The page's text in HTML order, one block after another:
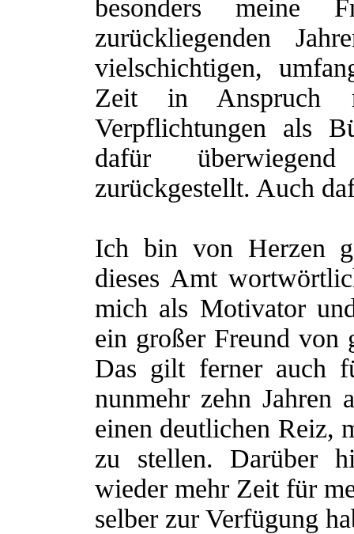
besonders
zurückliegenden
vielschichtigen,
Zeit in Anspruch
Verpflichtungen als
dafür
zurückgestellt. Auch
Ich bin von Herzen
dieses Amt
mich als Motivator
ein großer Freund von
Das gilt ferner auch
nunmehr zehn Jahren
einen deutlichen Reiz,
zu stellen. Darüber
wieder mehr Zeit für
selber zur Verfügung